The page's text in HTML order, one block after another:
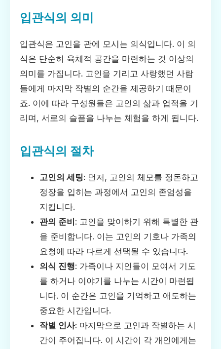
입관식의 의미
입관식은 고인을 관에 모시는 의식입니다. 이 의
식은 단순히 육체적 공간을 마련하는 것 이상의
의미를 가집니다. 고인을 기리고 사랑했던 사람
들에게 마지막 작별의 순간을 제공하기 때문이
죠. 이에 따라 구성원들은 고인의 삶과 업적을 기
리며, 서로의 슬픔을 나누는 체험을 하게 됩니다.
입관식의 절차
고인의 세팅: 먼저, 고인의 체모를 정돈하고
정장을 입히는 과정에서 고인의 존엄성을
지킵니다.
관의 준비: 고인을 맞이하기 위해 특별한 관
을 준비합니다. 이는 고인의 기호나 가족의
요청에 따라 다르게 선택될 수 있습니다.
의식 진행: 가족이나 지인들이 모여서 기도
를 하거나 이야기를 나누는 시간이 마련됩
니다. 이 순간은 고인을 기억하고 애도하는
중요한 시간입니다.
작별 인사: 마지막으로 고인과 작별하는 시
간이 주어집니다. 이 시간이 각 개인에게는